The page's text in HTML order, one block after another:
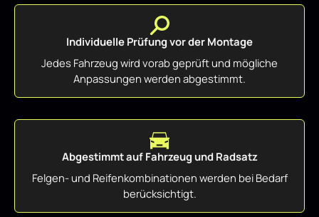
Individuelle Prüfung vor der Montage
Jedes Fahrzeug wird vorab geprüft und mögliche
Anpassungen werden abgestimmt.
Abgestimmt auf Fahrzeug und Radsatz
Felgen- und Reifenkombinationen werden bei Bedarf
berücksichtigt.